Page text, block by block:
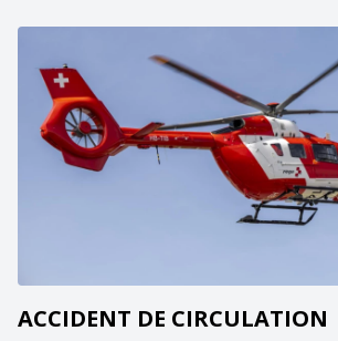
ACCIDENT DE CIRCULATION